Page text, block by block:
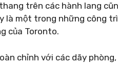
trên các hành lang
là một trong những công
của Toronto.
chỉnh với các dãy